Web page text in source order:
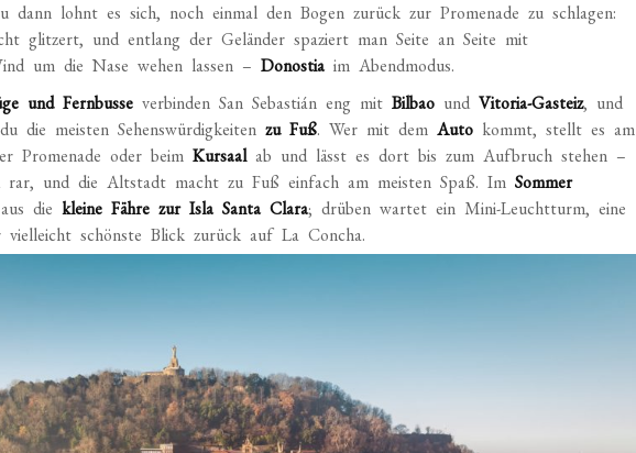
dann lohnt es sich, noch einmal den Bogen zurück zur Promenade zu schlagen:
glitzert, und entlang der Geländer spaziert man Seite an Seite mit
um die Nase wehen lassen –Donostiaim Abendmodus.
und Fernbusse verbinden San Sebastián eng mitBilbao undVitoria-Gasteiz, und
die meisten Sehenswürdigkeitenzu Fuß. Wer mit demAuto kommt, stellt es am
Promenade oder beimKursaalab und lässt es dort bis zum Aufbruch stehen –
rar, und die Altstadt macht zu Fuß einfach am meisten Spaß. ImSommer
aus diekleine Fähre zur Isla Santa Clara; drüben wartet ein Mini-Leuchtturm, eine
schönste Blick zurück auf La Concha.